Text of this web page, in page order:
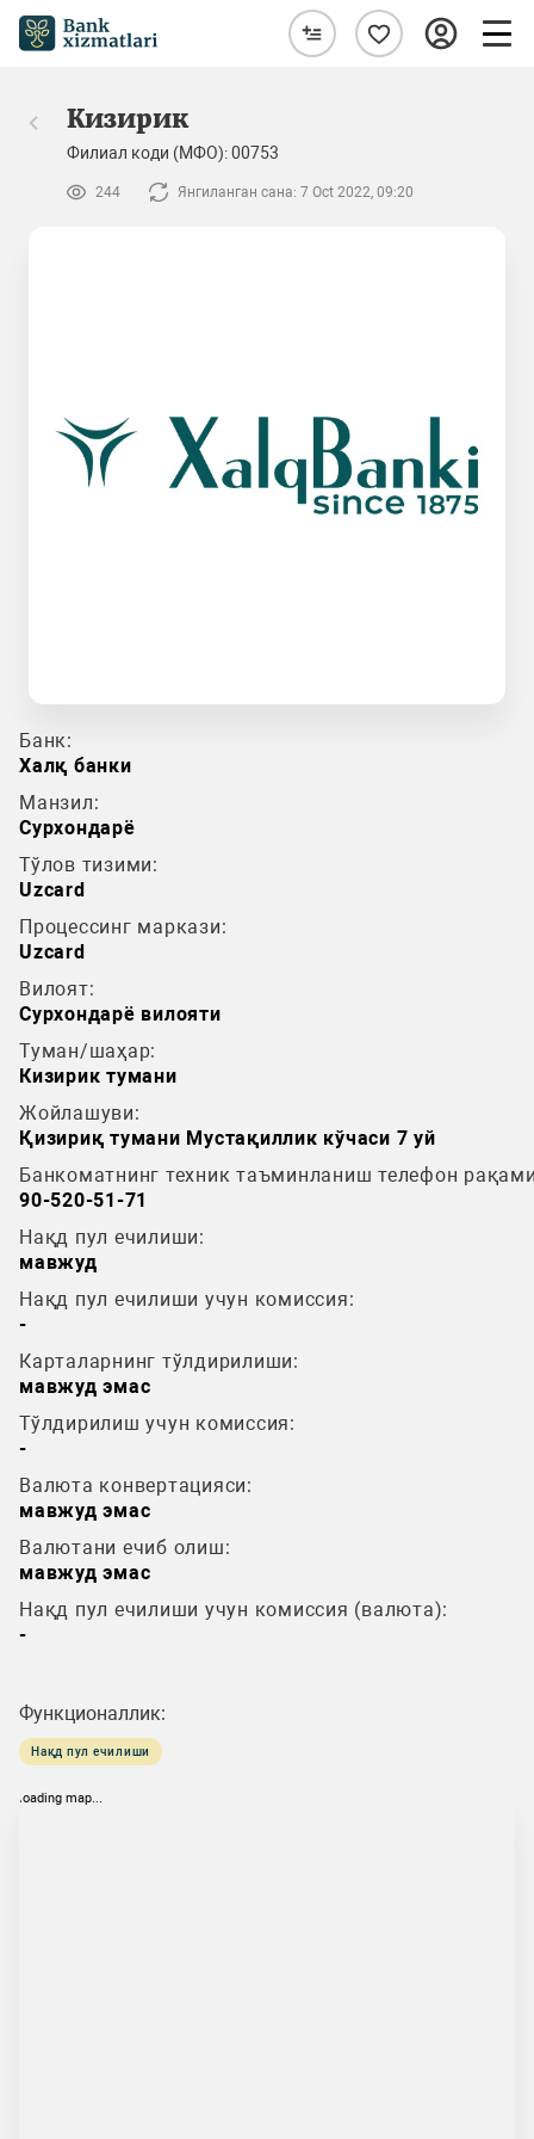
Кизирик
Филиал коди (МФО): 00753
244 Янгиланган сана: 7 Oct 2022, 09:20
Банк:
Халқ банки
Манзил:
Сурхондарё
Тўлов тизими:
Uzcard
Процессинг маркази:
Uzcard
Вилоят:
Сурхондарё вилояти
Туман/шаҳар:
Кизирик тумани
Жойлашуви:
Қизириқ тумани Мустақиллик кўчаси 7 уй
Банкоматнинг техник таъминланиш телефон
90-520-51-71
Нақд пул ечилиши:
мавжуд
Нақд пул ечилиши учун комиссия:
-
Карталарнинг тўлдирилиши:
мавжуд эмас
Тўлдирилиш учун комиссия:
-
Валюта конвертацияси:
мавжуд эмас
Валютани ечиб олиш:
мавжуд эмас
Нақд пул ечилиши учун комиссия (валюта):
-
Функционаллик:
Нақд пул ечилиши
loading map...